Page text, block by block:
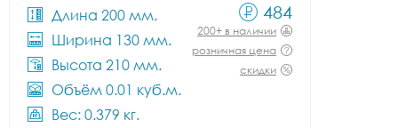
Длина 200 мм.
Ширина 130 мм.
Высота 210 мм.
Объём 0.01 куб.м.
Вес: 0.379 кг.
484
200+ в наличии
розничная цена
скидки